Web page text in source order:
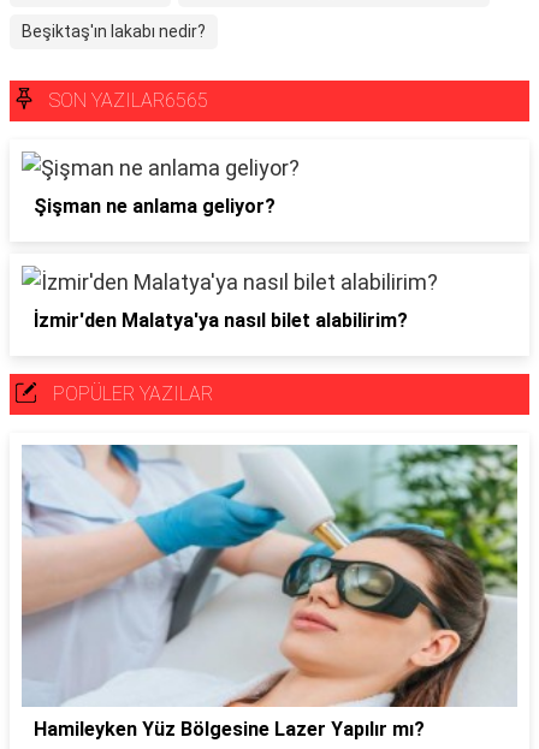
Beşiktaş'ın lakabı nedir?
SON YAZILAR6565
Şişman ne anlama geliyor?
İzmir'den Malatya'ya nasıl bilet alabilirim?
POPÜLER YAZILAR
Hamileyken Yüz Bölgesine Lazer Yapılır mı?